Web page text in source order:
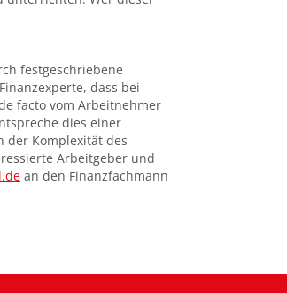
festgeschriebene
dass bei
facto vom Arbeitnehmer
dies einer
der Komplexität des
Arbeitgeber und
an den Finanzfachmann